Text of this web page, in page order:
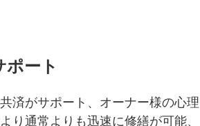
ポート
済がサポート、オーナー様の心理
り通常よりも迅速に修繕が可能、